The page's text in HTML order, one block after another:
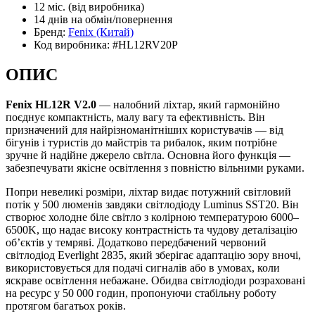
12 міс. (від виробника)
14 днів на обмін/повернення
Бренд: Fenix (Китай)
Код виробника: #HL12RV20P
ОПИС
Fenix HL12R V2.0 — налобний ліхтар, який гармонійно
поєднує компактність, малу вагу та ефективність. Він
призначений для найрізноманітніших користувачів — від
бігунів і туристів до майстрів та рибалок, яким потрібне
зручне й надійне джерело світла. Основна його функція —
забезпечувати якісне освітлення з повністю вільними руками.
Попри невеликі розміри, ліхтар видає потужний світловий
потік у 500 люменів завдяки світлодіоду Luminus SST20. Він
створює холодне біле світло з колірною температурою 6000–
6500K, що надає високу контрастність та чудову деталізацію
об’єктів у темряві. Додатково передбачений червоний
світлодіод Everlight 2835, який зберігає адаптацію зору вночі,
використовується для подачі сигналів або в умовах, коли
яскраве освітлення небажане. Обидва світлодіоди розраховані
на ресурс у 50 000 годин, пропонуючи стабільну роботу
протягом багатьох років.